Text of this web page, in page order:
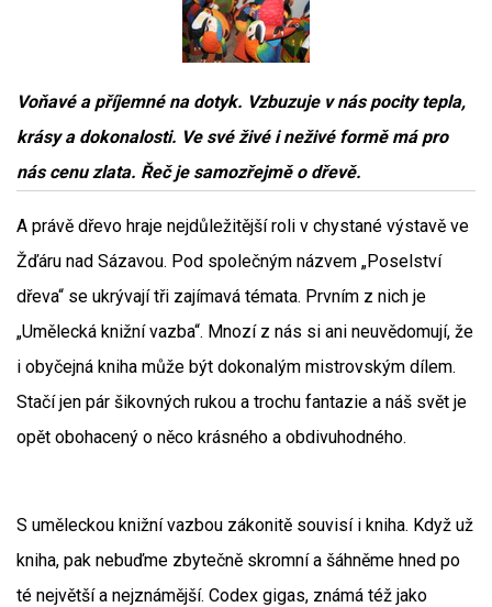
Voňavé a příjemné na dotyk. Vzbuzuje v nás pocity tepla,
krásy a dokonalosti. Ve své živé i neživé formě má pro
nás cenu zlata. Řeč je samozřejmě o dřevě.
A právě dřevo hraje nejdůležitější roli v chystané výstavě ve
Žďáru nad Sázavou. Pod společným názvem „Poselství
dřeva“ se ukrývají tři zajímavá témata. Prvním z nich je
„Umělecká knižní vazba“. Mnozí z nás si ani neuvědomují, že
i obyčejná kniha může být dokonalým mistrovským dílem.
Stačí jen pár šikovných rukou a trochu fantazie a náš svět je
opět obohacený o něco krásného a obdivuhodného.
S uměleckou knižní vazbou zákonitě souvisí i kniha. Když už
kniha, pak nebuďme zbytečně skromní a šáhněme hned po
té největší a nejznámější. Codex gigas, známá též jako